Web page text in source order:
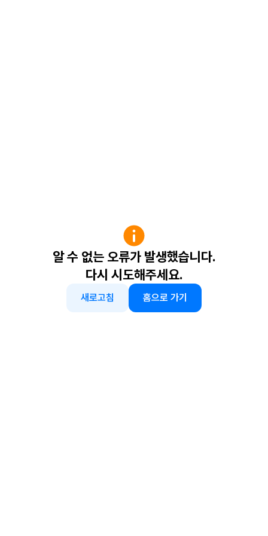
알 수 없는 오류가 발생했습니다.
다시 시도해주세요.
새로고침 홈으로 가기